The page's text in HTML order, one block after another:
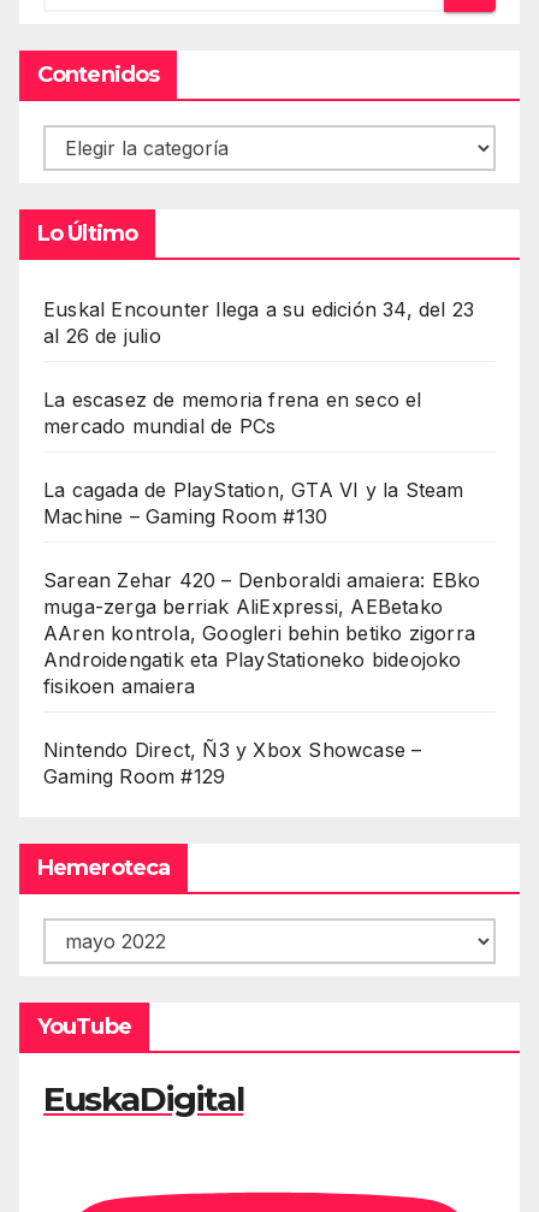
Contenidos
Contenidos
Lo Último
Euskal Encounter llega a su edición 34, del 23
al 26 de julio
La escasez de memoria frena en seco el
mercado mundial de PCs
La cagada de PlayStation, GTA VI y la Steam
Machine – Gaming Room #130
Sarean Zehar 420 – Denboraldi amaiera: EBko
muga-zerga berriak AliExpressi, AEBetako
AAren kontrola, Googleri behin betiko zigorra
Androidengatik eta PlayStationeko bideojoko
fisikoen amaiera
Nintendo Direct, Ñ3 y Xbox Showcase –
Gaming Room #129
Hemeroteca
Hemeroteca
YouTube
EuskaDigital